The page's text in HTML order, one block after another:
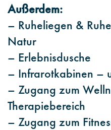
Außerdem:
– Ruheliegen &
Natur
– Erlebnisdusche
– Infrarotkabinen –
– Zugang zum
Therapiebereich
– Zugang zum